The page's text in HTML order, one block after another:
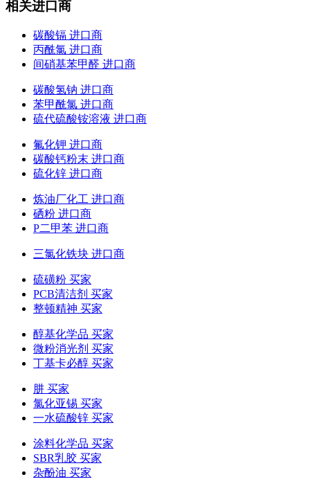
相关进口商
碳酸镉 进口商
丙酰氯 进口商
间硝基苯甲醛 进口商
碳酸氢钠 进口商
苯甲酰氯 进口商
硫代硫酸铵溶液 进口商
氟化钾 进口商
碳酸钙粉末 进口商
硫化锌 进口商
炼油厂化工 进口商
硒粉 进口商
P二甲苯 进口商
三氯化铁块 进口商
硫磺粉 买家
PCB清洁剂 买家
整顿精神 买家
醇基化学品 买家
微粉消光剂 买家
丁基卡必醇 买家
肼 买家
氯化亚锡 买家
一水硫酸锌 买家
涂料化学品 买家
SBR乳胶 买家
杂酚油 买家